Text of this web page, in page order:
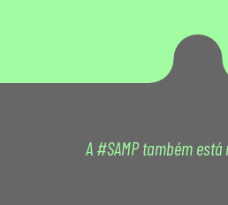
A #SAMP também